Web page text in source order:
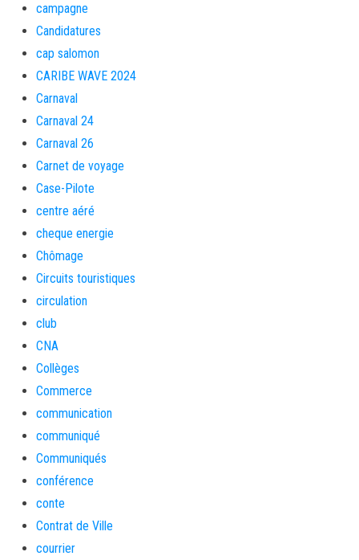
campagne
Candidatures
cap salomon
CARIBE WAVE 2024
Carnaval
Carnaval 24
Carnaval 26
Carnet de voyage
Case-Pilote
centre aéré
cheque energie
Chômage
Circuits touristiques
circulation
club
CNA
Collèges
Commerce
communication
communiqué
Communiqués
conférence
conte
Contrat de Ville
courrier